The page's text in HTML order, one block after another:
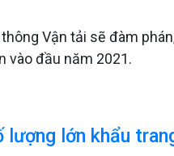
Vận tải sẽ đàm
vào đầu năm 2021.
lượng lớn khẩu